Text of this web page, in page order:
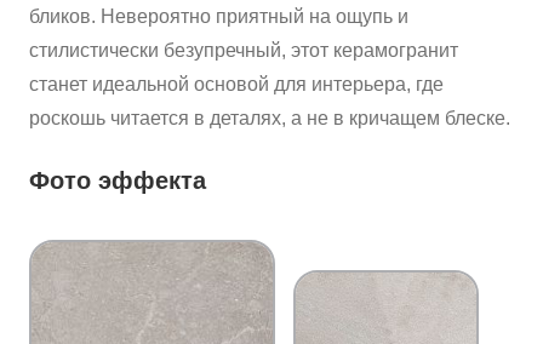
бликов. Невероятно приятный на ощупь и
стилистически безупречный, этот керамогранит
станет идеальной основой для интерьера, где
роскошь читается в деталях, а не в кричащем блеске.
Фото эффекта